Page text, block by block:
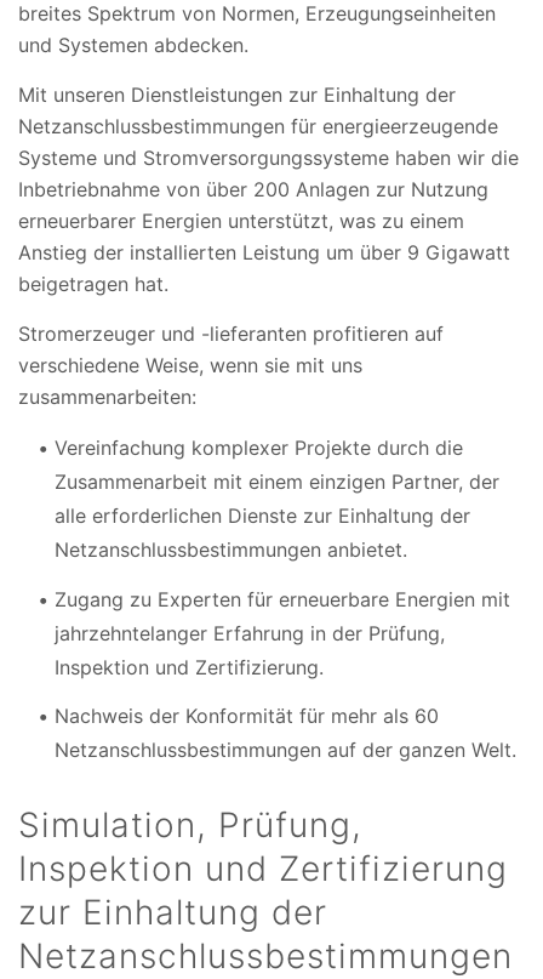
breites Spektrum von Normen, Erzeugungseinheiten
und Systemen abdecken.
Mit unseren Dienstleistungen zur Einhaltung der
Netzanschlussbestimmungen für energieerzeugende
Systeme und Stromversorgungssysteme haben wir die
Inbetriebnahme von über 200 Anlagen zur Nutzung
erneuerbarer Energien unterstützt, was zu einem
Anstieg der installierten Leistung um über 9 Gigawatt
beigetragen hat.
Stromerzeuger und -lieferanten profitieren auf
verschiedene Weise, wenn sie mit uns
zusammenarbeiten:
Vereinfachung komplexer Projekte durch die
Zusammenarbeit mit einem einzigen Partner, der
alle erforderlichen Dienste zur Einhaltung der
Netzanschlussbestimmungen anbietet.
Zugang zu Experten für erneuerbare Energien mit
jahrzehntelanger Erfahrung in der Prüfung,
Inspektion und Zertifizierung.
Nachweis der Konformität für mehr als 60
Netzanschlussbestimmungen auf der ganzen Welt.
Simulation, Prüfung,
Inspektion und Zertifizierung
zur Einhaltung der
Netzanschlussbestimmungen